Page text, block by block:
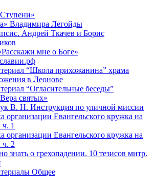
Владимира Легойды
Андрей Ткачев и Борис
мне о Боге»
“Школа прихожанина” храма
в Леонове
“Огласительные беседы”
святых»
В. Н. Инструкция по уличной миссии
организации Евангельского кружка на
ч. 1
организации Евангельского кружка на
ч. 2
знать о грехопадении. 10 тезисов митр.
Общее